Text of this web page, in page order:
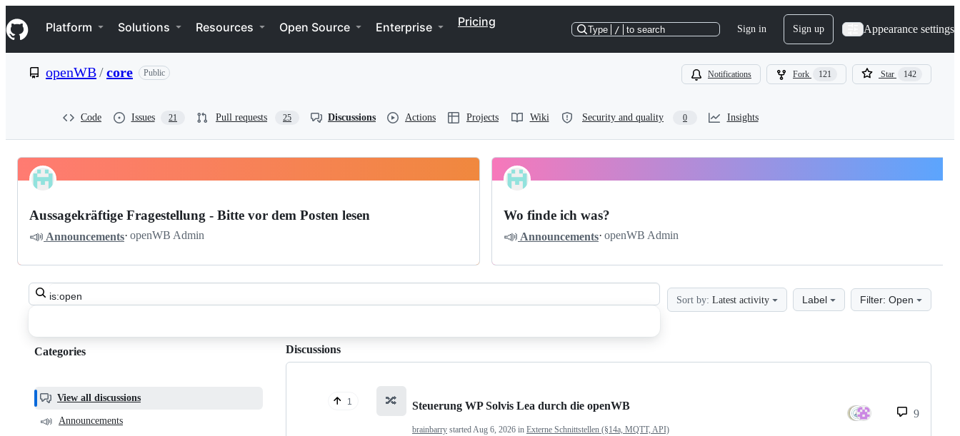
k
i
p
e
Navigation Menu
Platform Solutions Resources Open Source Enterprise Pricing
Type / to search Sign in Sign up Appearance settings
openWB/core Public Notifications Fork 121 Star 142
Code Issues 21 Pull requests 25 Discussions Actions Projects Wiki Security and quality 0 Insights
openWB
core
Discussions
Pinned
Aussagekräftige Fragestellung - Bitte vor dem Posten lesen
📣 Announcements· openWB Admin
Wo finde ich was?
📣 Announcements· openWB Admin
Search
all
Sort by: Latest activity Label Filter: Open
Categories,
helpful,
and
Categories
View all discussions
📣 Announcements
Discussions
1 🔀 Steuerung WP Solvis Lea durch die openWB
brainbarry started Aug 6, 2026 in Externe Schnittstellen (§14a, MQTT, API)
9